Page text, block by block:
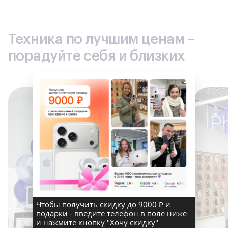
Техника по лучшим ценам –
порадуйте себя и близких
×
Чтобы получить скидку до 9000 ₽ и
подарки - введите телефон в поле ниже
и нажмите кнопку "Хочу скидку"